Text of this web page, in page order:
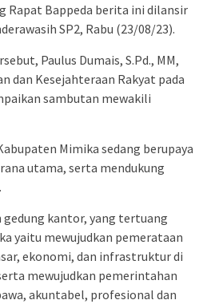
Rapat Bappeda berita ini dilansir
SP2, Rabu (23/08/23).
Paulus Dumais, S.Pd., MM,
dan Kesejahteraan Rakyat pada
sambutan mewakili
Mimika sedang berupaya
utama, serta mendukung
kantor, yang tertuang
yaitu mewujudkan pemerataan
ekonomi, dan infrastruktur di
mewujudkan pemerintahan
akuntabel, profesional dan